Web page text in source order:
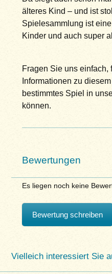
älteres Kind – und ist
Spielesammlung ist
Kinder und auch super
Fragen Sie uns einfach,
Informationen zu
bestimmtes Spiel in
können.
Bewertungen
Es liegen noch keine
Bewertung schreiben
Vielleich interessiert Sie